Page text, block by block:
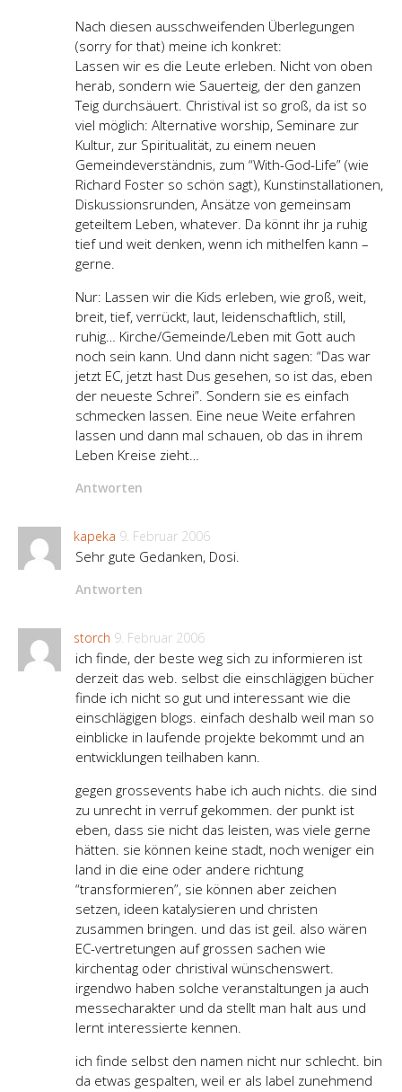
Nach diesen ausschweifenden Überlegungen
(sorry for that) meine ich konkret:
Lassen wir es die Leute erleben. Nicht von oben
herab, sondern wie Sauerteig, der den ganzen
Teig durchsäuert. Christival ist so groß, da ist so
viel möglich: Alternative worship, Seminare zur
Kultur, zur Spiritualität, zu einem neuen
Gemeindeverständnis, zum “With-God-Life” (wie
Richard Foster so schön sagt), Kunstinstallationen,
Diskussionsrunden, Ansätze von gemeinsam
geteiltem Leben, whatever. Da könnt ihr ja ruhig
tief und weit denken, wenn ich mithelfen kann –
gerne.
Nur: Lassen wir die Kids erleben, wie groß, weit,
breit, tief, verrückt, laut, leidenschaftlich, still,
ruhig… Kirche/Gemeinde/Leben mit Gott auch
noch sein kann. Und dann nicht sagen: “Das war
jetzt EC, jetzt hast Dus gesehen, so ist das, eben
der neueste Schrei”. Sondern sie es einfach
schmecken lassen. Eine neue Weite erfahren
lassen und dann mal schauen, ob das in ihrem
Leben Kreise zieht…
Antworten
kapeka 9. Februar 2006
Sehr gute Gedanken, Dosi.
Antworten
storch 9. Februar 2006
ich finde, der beste weg sich zu informieren ist
derzeit das web. selbst die einschlägigen bücher
finde ich nicht so gut und interessant wie die
einschlägigen blogs. einfach deshalb weil man so
einblicke in laufende projekte bekommt und an
entwicklungen teilhaben kann.
gegen grossevents habe ich auch nichts. die sind
zu unrecht in verruf gekommen. der punkt ist
eben, dass sie nicht das leisten, was viele gerne
hätten. sie können keine stadt, noch weniger ein
land in die eine oder andere richtung
“transformieren”, sie können aber zeichen
setzen, ideen katalysieren und christen
zusammen bringen. und das ist geil. also wären
EC-vertretungen auf grossen sachen wie
kirchentag oder christival wünschenswert.
irgendwo haben solche veranstaltungen ja auch
messecharakter und da stellt man halt aus und
lernt interessierte kennen.
ich finde selbst den namen nicht nur schlecht. bin
da etwas gespalten, weil er als label zunehmend